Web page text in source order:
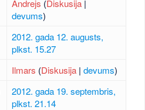
Andrejs (Diskusija|
devums)
2012. gada 12. augusts,
plkst. 15.27
Ilmars (Diskusija| devums)
2012. gada 19. septembris,
plkst. 21.14